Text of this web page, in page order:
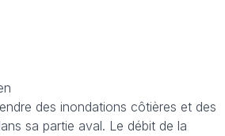
des inondations côtières et des
sa partie aval. Le débit de la